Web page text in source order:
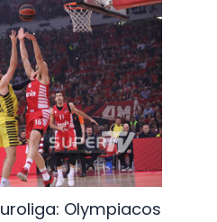
Olympiacos